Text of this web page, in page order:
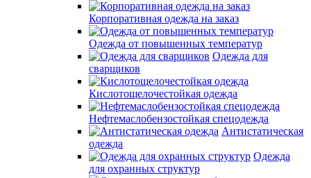
Корпоративная одежда на заказ
Одежда от повышенных температур
Одежда для
сварщиков
Кислотощелочестойкая одежда
Нефтемаслобензостойкая спецодежда
Антистатическая
одежда
Одежда
для охранных структур